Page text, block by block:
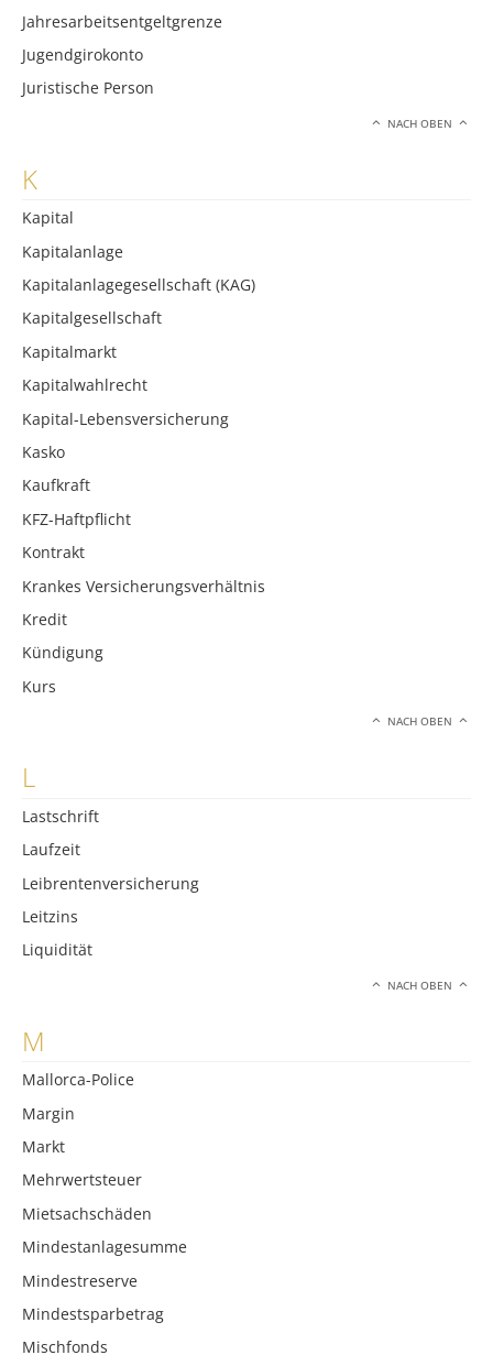
Jahresarbeitsentgeltgrenze
Jugendgirokonto
Juristische Person
NACH OBEN
K
Kapital
Kapitalanlage
Kapitalanlagegesellschaft (KAG)
Kapitalgesellschaft
Kapitalmarkt
Kapitalwahlrecht
Kapital-Lebensversicherung
Kasko
Kaufkraft
KFZ-Haftpflicht
Kontrakt
Krankes Versicherungsverhältnis
Kredit
Kündigung
Kurs
NACH OBEN
L
Lastschrift
Laufzeit
Leibrentenversicherung
Leitzins
Liquidität
NACH OBEN
M
Mallorca-Police
Margin
Markt
Mehrwertsteuer
Mietsachschäden
Mindestanlagesumme
Mindestreserve
Mindestsparbetrag
Mischfonds